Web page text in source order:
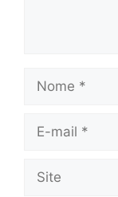
Nome
Site